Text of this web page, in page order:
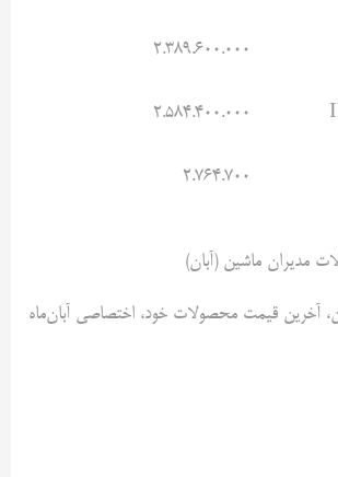
۲.۳۸۹.۶۰۰.۰۰۰
۲.۵۸۴.۴۰۰.۰۰۰
۲.۷۶۴.۷۰۰
مدیران ماشین (آبان)
آخرین قیمت محصولات خود، اختصاصی آبان‌ماه